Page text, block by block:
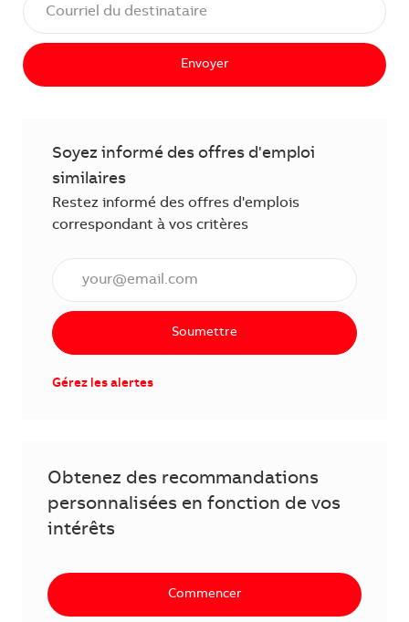
Envoyer
Soyez informé des offres d'emploi
similaires
Restez informé des offres d'emplois
correspondant à vos critères
Soumettre
Gérez les alertes
Obtenez des recommandations
personnalisées en fonction de vos
intérêts
Commencer